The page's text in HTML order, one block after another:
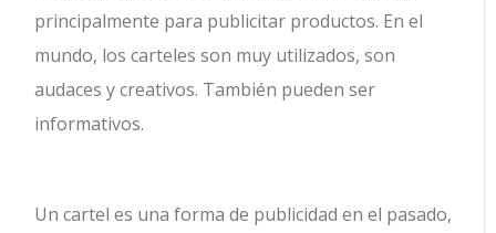
principalmente para publicitar productos. En el
mundo, los carteles son muy utilizados, son
audaces y creativos. También pueden ser
informativos.
Un cartel es una forma de publicidad en el pasado,